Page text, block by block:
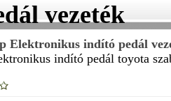
vezeték
Elektronikus indító pedál
indító pedál toyota